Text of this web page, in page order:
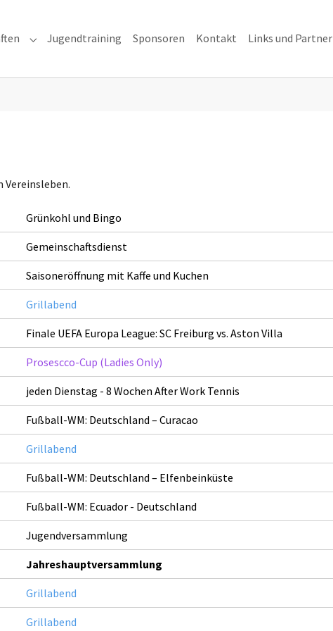
Submenu for "Mannschaften"
Jugendtraining Sponsoren Kontakt Links und Partner
Grünkohl und Bingo
Gemeinschaftsdienst
Saisoneröffnung mit Kaffe und Kuchen
Grillabend
Finale UEFA Europa League: SC Freiburg vs. Aston Villa
Prosescco-Cup (Ladies Only)
jeden Dienstag - 8 Wochen After Work Tennis
Fußball-WM: Deutschland – Curacao
Grillabend
Fußball-WM: Deutschland – Elfenbeinküste
Fußball-WM: Ecuador - Deutschland
Jugendversammlung
Jahreshauptversammlung
Grillabend
Grillabend